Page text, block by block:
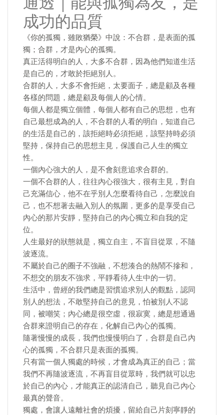
成功的品質
《你的孤獨，雖敗猶榮》中說：不合群，是表面的孤
獨；合群，才是內心的孤獨。
真正活得明白的人，大多不合群，因為他們知道生活
是自己的，才敢於拒絕別人。
合群的人，大多不會拒絕，太要面子，總是顧及各種
各樣的問題，總是顧及每個人的心情。
每個人都是獨立個體，每個人都有自己的思想，也有
自己最想成為的人，不合群的人看的明白，知道自己
的生活是自己的，該拒絕時必須拒絕，該堅持時必須
堅持，保持自己的思想主見，保護自己人生的獨立
性。
一個內心強大的人，是不會刻意追求合群的。
一個不合群的人，往往內心很強大，很有主見，對自
己充滿信心，他不在乎別人怎麼看待自己，怎麼說自
己，也不想著去融入別人的氛圍，更多的是享受自己
內心的那片安靜，堅持自己的內心獨立和自我的定
位。
人生最好的狀態就是，獨立自主，不盲目從眾，不隨
波逐流。
不屬於自己的圈子不強融，不想湊合的熱鬧不摻和，
不想交的朋友不強求，平靜看待人生中的一切。
生活中，曾經的我們總是習慣追求別人的觀點，認同
別人的想法，不敢堅持自己的意見，怕被別人不認
同，被嘲笑；內心總是很空虛，很寂寞，總是想通過
合群來證明自己的存在，化解自己內心的孤獨。
隨著慢慢的成長，我們也慢慢明白了，合群是自己內
心的孤獨，不合群只是表面的孤獨。
只有當一個人獨處的時候，才會成為真正的自己；當
我們不再隨波逐流，不再盲目從眾時，我們就可以忠
於自己的內心，才能真正的認清自己，聽見自己內心
最真的聲音。
獨處，會讓人遠離社會的煩擾，留給自己片刻寧靜的